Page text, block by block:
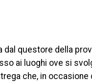
dal questore della
ai luoghi ove si
che, in occasione